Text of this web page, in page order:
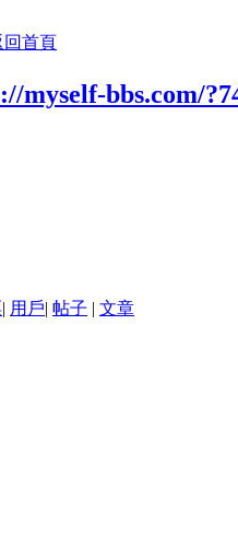
回首頁
myself-bbs.com/
| 用戶| 帖子 | 文章